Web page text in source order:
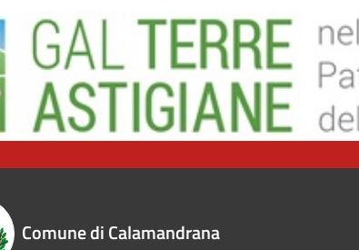
Comune di Calamandrana